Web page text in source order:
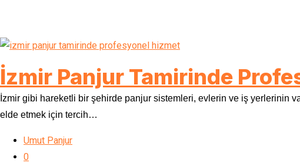
İzmir Panjur Tamirinde
İzmir gibi hareketli bir şehirde panjur sistemleri, evlerin ve iş yerlerinin
elde etmek için tercih…
Umut Panjur
0